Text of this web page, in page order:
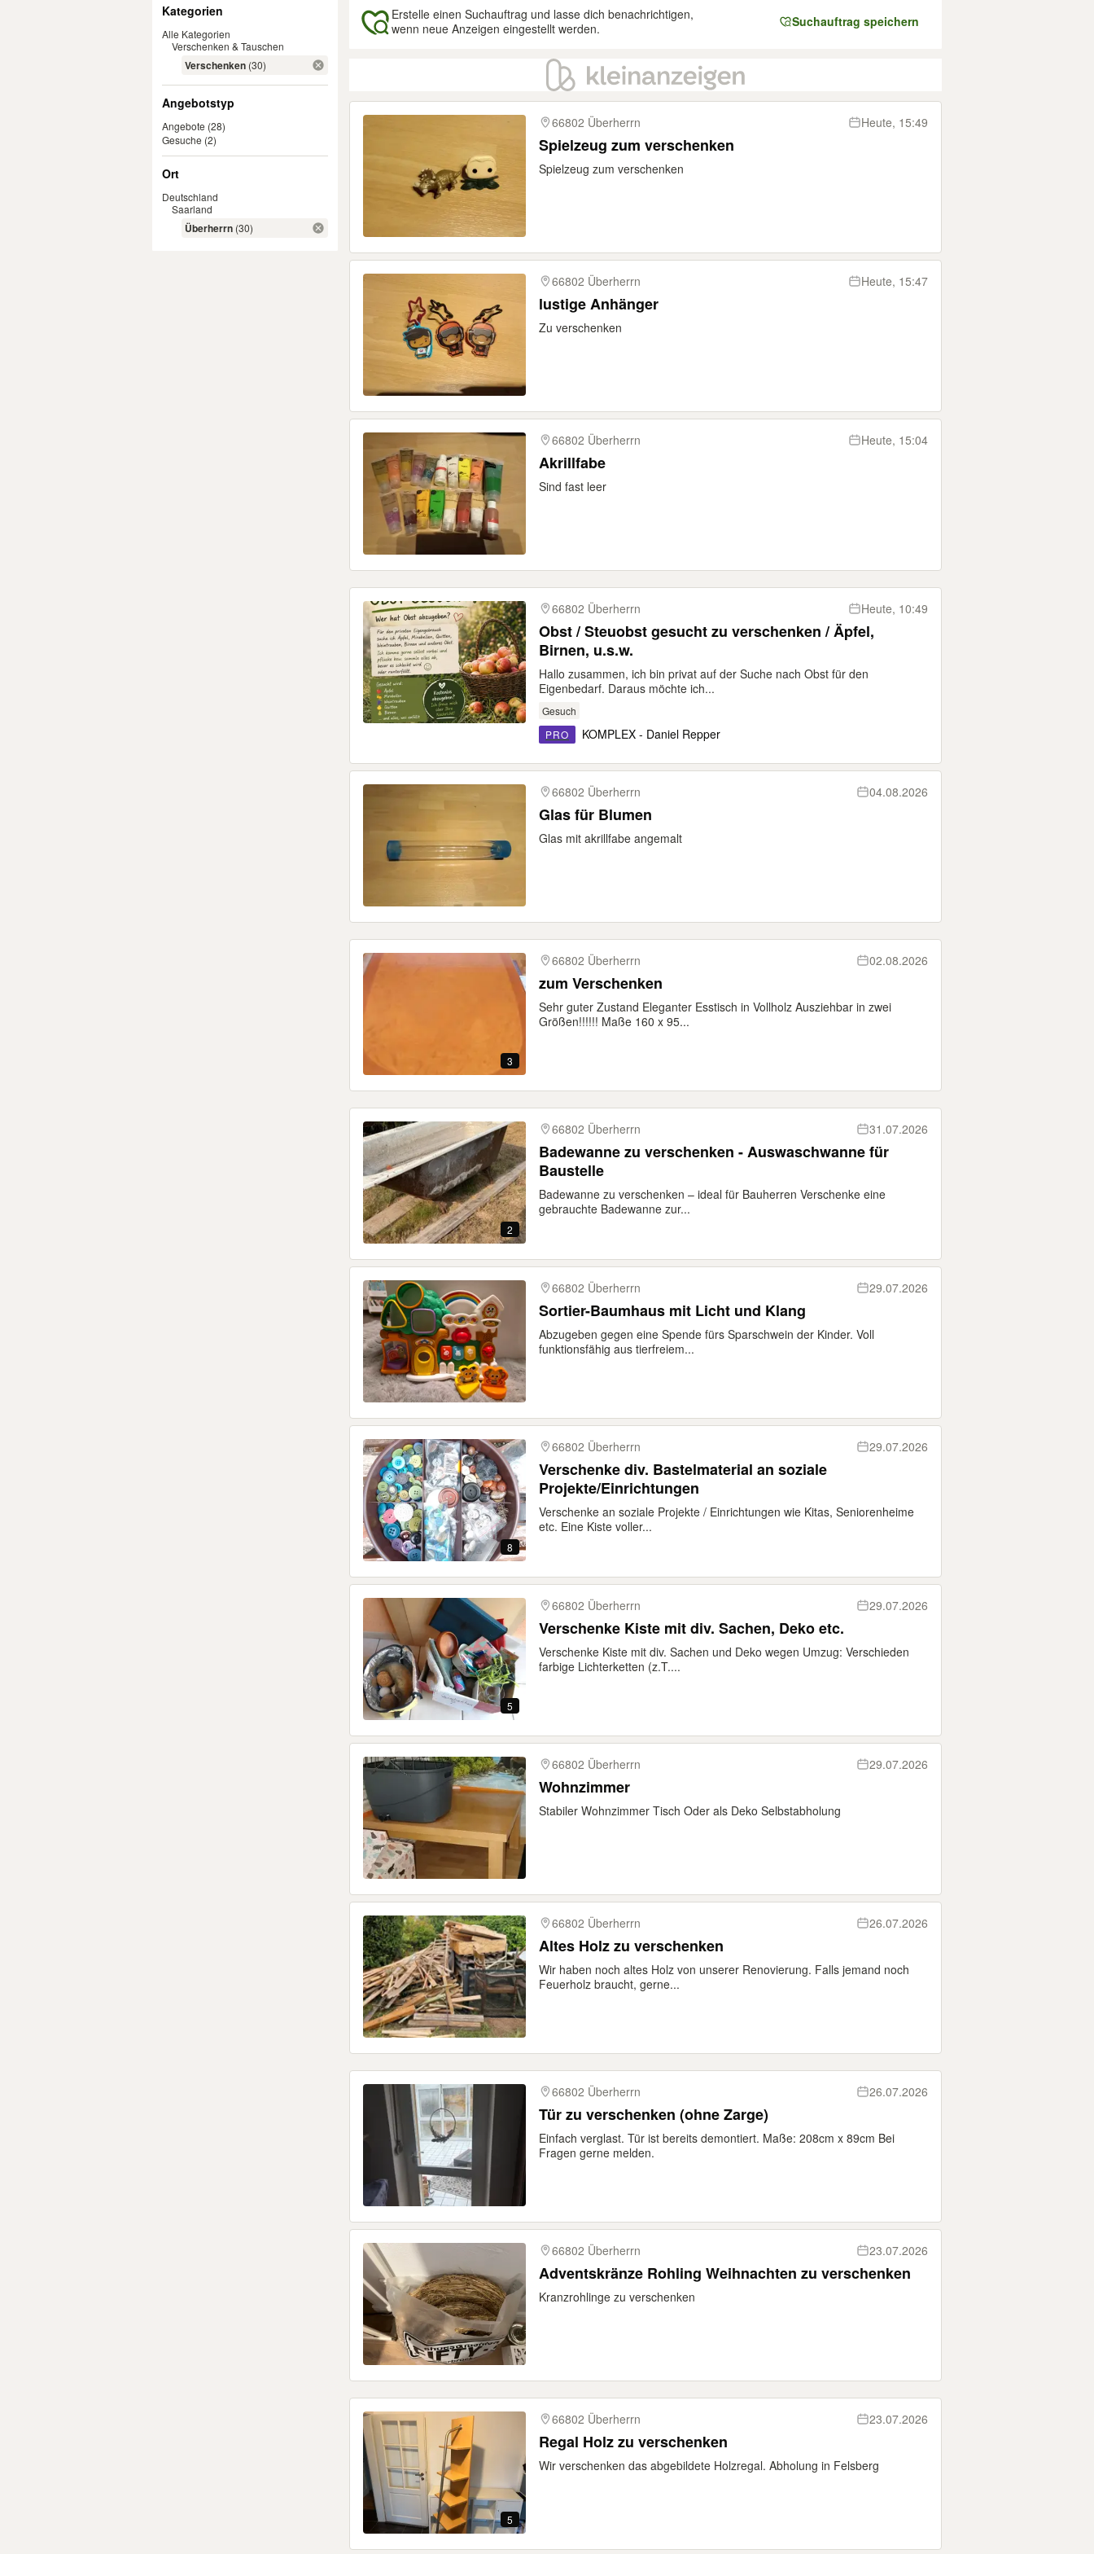
Kategorien
Alle Kategorien
Verschenken & Tauschen
Verschenken (30)
Angebotstyp
Angebote (28)
Gesuche (2)
Ort
Deutschland
Saarland
Überherrn (30)
Erstelle einen Suchauftrag und lasse dich benachrichtigen,
wenn neue Anzeigen eingestellt werden.
Suchauftrag speichern
Ergebnisse
66802 Überherrn
Heute, 15:49
Spielzeug zum verschenken
Spielzeug zum verschenken
66802 Überherrn Heute, 15:47
lustige Anhänger
Zu verschenken
66802 Überherrn Heute, 15:04
Akrillfabe
Sind fast leer
66802 Überherrn Heute, 10:49
Obst / Steuobst gesucht zu verschenken / Äpfel,
Birnen, u.s.w.
Hallo zusammen, ich bin privat auf der Suche nach Obst für den
Eigenbedarf. Daraus möchte ich...
Gesuch
PRO
KOMPLEX - Daniel Repper
66802 Überherrn 04.08.2026
Glas für Blumen
Glas mit akrillfabe angemalt
3
66802 Überherrn 02.08.2026
zum Verschenken
Sehr guter Zustand Eleganter Esstisch in Vollholz Ausziehbar in zwei
Größen!!!!!! Maße 160 x 95...
2
66802 Überherrn 31.07.2026
Badewanne zu verschenken - Auswaschwanne für
Baustelle
Badewanne zu verschenken – ideal für Bauherren Verschenke eine
gebrauchte Badewanne zur...
66802 Überherrn 29.07.2026
Sortier-Baumhaus mit Licht und Klang
Abzugeben gegen eine Spende fürs Sparschwein der Kinder. Voll
funktionsfähig aus tierfreiem...
8
66802 Überherrn 29.07.2026
Verschenke div. Bastelmaterial an soziale
Projekte/Einrichtungen
Verschenke an soziale Projekte / Einrichtungen wie Kitas, Seniorenheime
etc. Eine Kiste voller...
5
66802 Überherrn 29.07.2026
Verschenke Kiste mit div. Sachen, Deko etc.
Verschenke Kiste mit div. Sachen und Deko wegen Umzug: Verschieden
farbige Lichterketten (z.T....
66802 Überherrn 29.07.2026
Wohnzimmer
Stabiler Wohnzimmer Tisch Oder als Deko Selbstabholung
66802 Überherrn 26.07.2026
Altes Holz zu verschenken
Wir haben noch altes Holz von unserer Renovierung. Falls jemand noch
Feuerholz braucht, gerne...
66802 Überherrn 26.07.2026
Tür zu verschenken (ohne Zarge)
Einfach verglast. Tür ist bereits demontiert. Maße: 208cm x 89cm Bei
Fragen gerne melden.
66802 Überherrn 23.07.2026
Adventskränze Rohling Weihnachten zu verschenken
Kranzrohlinge zu verschenken
5
66802 Überherrn 23.07.2026
Regal Holz zu verschenken
Wir verschenken das abgebildete Holzregal. Abholung in Felsberg